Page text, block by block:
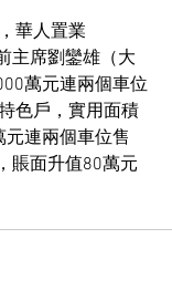
華人置業
主席劉鑾雄（大
萬元連兩個車位
色戶，實用面積
連兩個車位售
賬面升值80萬元